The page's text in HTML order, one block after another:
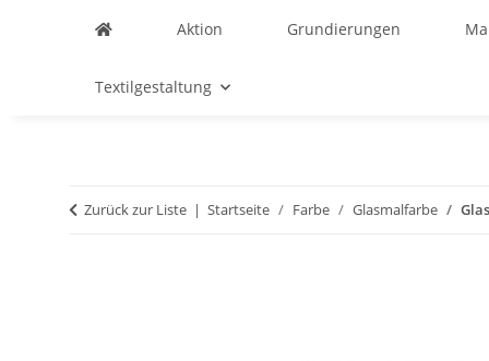
Aktion Grundierungen
Textilgestaltung
Zurück zur Liste Startseite Farbe Glasmalfarbe